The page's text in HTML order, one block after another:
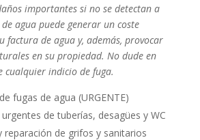
importantes si no se detectan a
agua puede generar un coste
factura de agua y, además, provocar
en su propiedad. No dude en
cualquier indicio de fuga.
fugas de agua (URGENTE)
de tuberías, desagües y WC
reparación de grifos y sanitarios